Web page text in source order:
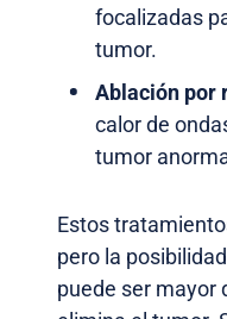
focalizadas
tumor.
Ablación por
calor de
tumor
Estos
pero la
puede ser mayor